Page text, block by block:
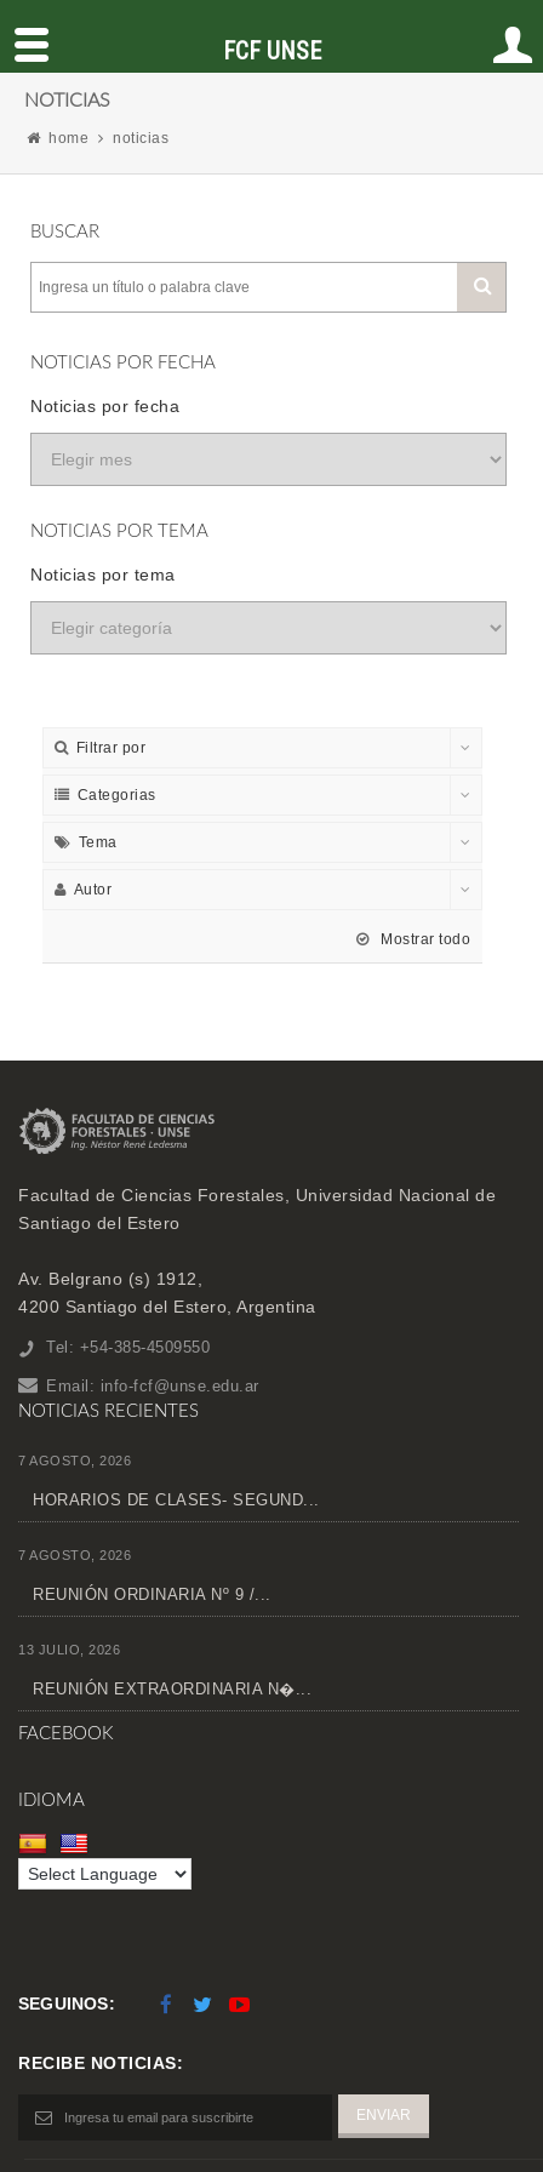
NOTICIAS
home noticias
BUSCAR
NOTICIAS POR FECHA
Noticias por fecha
NOTICIAS POR TEMA
Noticias por tema
Filtrar por
Categorias
Tema
Autor
Mostrar todo
Facultad de Ciencias Forestales, Universidad Nacional de
Santiago del Estero
Av. Belgrano (s) 1912,
4200 Santiago del Estero, Argentina
Tel: +54-385-4509550
Email: info-fcf@unse.edu.ar
NOTICIAS RECIENTES
7 AGOSTO, 2026
HORARIOS DE CLASES- SEGUND...
7 AGOSTO, 2026
REUNIÓN ORDINARIA Nº 9 /...
13 JULIO, 2026
REUNIÓN EXTRAORDINARIA N�...
FACEBOOK
IDIOMA
SEGUINOS:
RECIBE NOTICIAS:
FCF UNSE